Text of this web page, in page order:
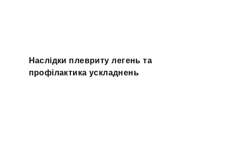
Наслідки плевриту легень та
профілактика ускладнень